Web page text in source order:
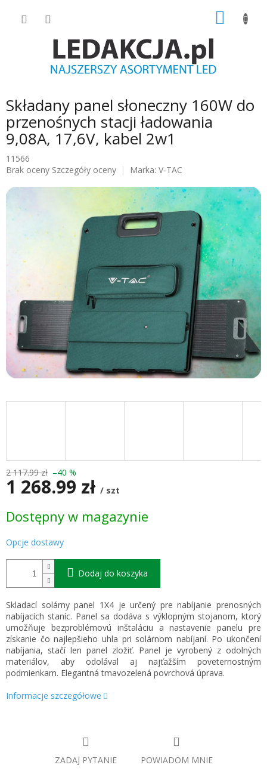
Składany panel słoneczny 160W do
przenośnych stacji ładowania
9,08A, 17,6V, kabel 2w1
11566
Średnia
produktu
gwiazdek.
Brak oceny Szczegóły oceny Marka: V-TAC
2 117.99 zł –40 %
1 268.99 zł / szt
jednostkowa:
Dostępny w magazynie
Opcje dostawy
Dodaj do koszyka
Skladací solárny panel 1X4 je určený pre nabíjanie prenosných
nabíjacích staníc. Panel sa dodáva s výklopným stojanom, ktorý
umožňuje bezproblémovú inštaláciu a nastavenie panelu pre
získanie čo najlepšieho uhla pri solárnom nabíjaní. Po ukončení
nabíjania, stačí len panel zložiť. Panel je vyrobený z odolných
materiálov, aby odolával aj najťažším poveternostným
podmienkam. Elegantná tmavozelená povrchová úprava.
Informacje szczegółowe
ZADAJ PYTANIE POWIADOM MNIE